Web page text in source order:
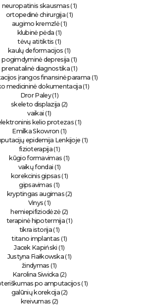
neuropatinis skausmas (1)
ortopedinė chirurgija (1)
augimo kremzlė(1)
klubinė pėda (1)
tėvų atitiktis (1)
kaulų deformacijos (1)
pogimdyminė depresija (1)
prenatalinė diagnostika(1)
įrangos finansinė parama (1)
medicininė dokumentacija(1)
Dror Paley(1)
skeleto displazija (2)
vaikai (1)
kelio protezas(1)
Emilka Skowron (1)
epidemija Lenkijoje (1)
fizioterapija(1)
kūgio formavimas (1)
vaikų fondai (1)
korekcinis gipsas(1)
gipsavimas (1)
kryptingas augimas (2)
Vinys (1)
hemiepifiziodėzė(2)
terapinė hipotermija(1)
tikra istorija (1)
titano implantas (1)
Jacek Kapiński (1)
Justyna Fiałkowska (1)
žindymas (1)
Karolina Siwicka (2)
po amputacijos(1)
galūnių korekcija(2)
kreivumas (2)